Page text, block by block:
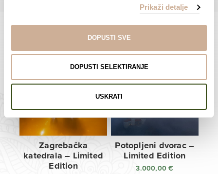
Prikaži detalje
DOPUSTI SVE
DOPUSTI SELEKTIRANJE
USKRATI
Limited Edition Fotografije
Zagrebačka
katedrala – Limited
Edition
Potopljeni dvorac –
Limited Edition
3.000,00€